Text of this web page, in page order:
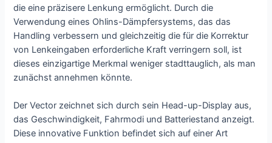
die eine präzisere Lenkung ermöglicht. Durch die
Verwendung eines Ohlins-Dämpfersystems, das das
Handling verbessern und gleichzeitig die für die Korrektur
von Lenkeingaben erforderliche Kraft verringern soll, ist
dieses einzigartige Merkmal weniger stadttauglich, als man
zunächst annehmen könnte.
Der Vector zeichnet sich durch sein Head-up-Display aus,
das Geschwindigkeit, Fahrmodi und Batteriestand anzeigt.
Diese innovative Funktion befindet sich auf einer Art